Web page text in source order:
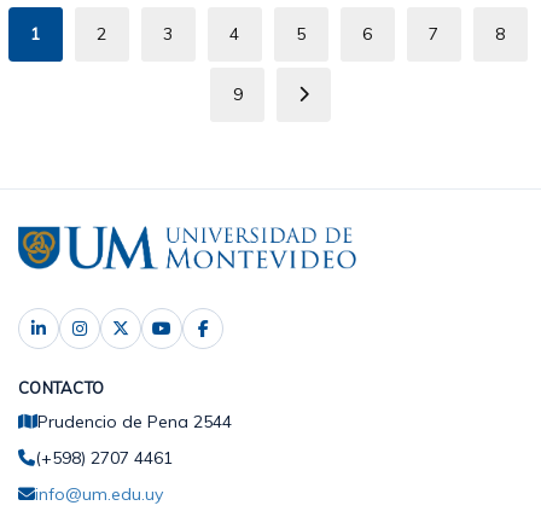
Página
1
Page
2
Page
3
Page
4
Page
5
Page
6
Page
7
Page
8
Page
9
Siguiente
CONTACTO
Prudencio de Pena 2544
(+598) 2707 4461
info@um.edu.uy